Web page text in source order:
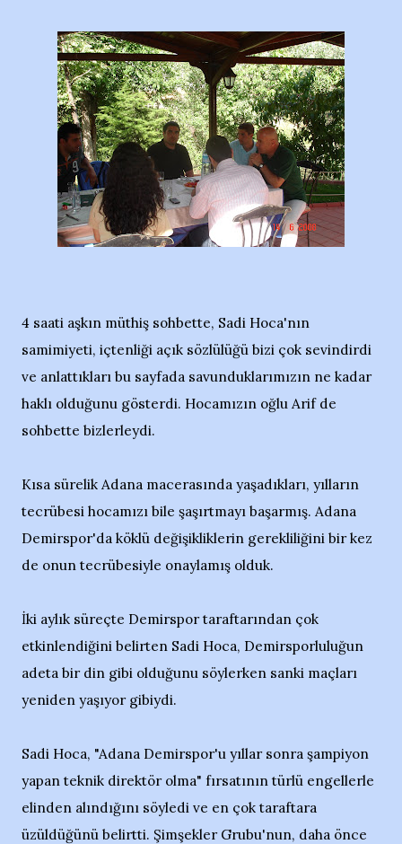
4 saati aşkın müthiş sohbette, Sadi Hoca'nın
samimiyeti, içtenliği açık sözlülüğü bizi çok sevindirdi
ve anlattıkları bu sayfada savunduklarımızın ne kadar
haklı olduğunu gösterdi. Hocamızın oğlu Arif de
sohbette bizlerleydi.
Kısa sürelik Adana macerasında yaşadıkları, yılların
tecrübesi hocamızı bile şaşırtmayı başarmış. Adana
Demirspor'da köklü değişikliklerin gerekliliğini bir kez
de onun tecrübesiyle onaylamış olduk.
İki aylık süreçte Demirspor taraftarından çok
etkinlendiğini belirten Sadi Hoca, Demirsporluluğun
adeta bir din gibi olduğunu söylerken sanki maçları
yeniden yaşıyor gibiydi.
Sadi Hoca, "Adana Demirspor'u yıllar sonra şampiyon
yapan teknik direktör olma" fırsatının türlü engellerle
elinden alındığını söyledi ve en çok taraftara
üzüldüğünü belirtti. Şimşekler Grubu'nun, daha önce